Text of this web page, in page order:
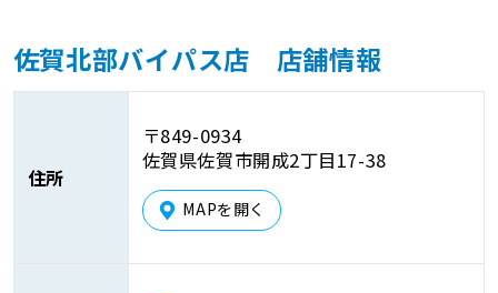
佐賀北部バイパス店 店舗情報
住所
〒849-0934
佐賀県佐賀市開成2丁目17-38
MAPを開く